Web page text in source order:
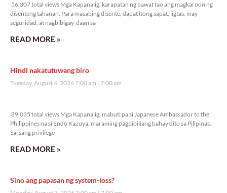
56,307 total views Mga Kapanalig, karapatan ng bawat tao ang magkaroon ng
disenteng tahanan. Para masabing disente, dapat itong sapat, ligtas, may
seguridad, at nagbibigay-daan sa
READ MORE »
Hindi nakatutuwang biro
Tuesday, August 4, 2026 7:00 am 7:00 am
89,035 total views Mga Kapanalig, mabuti pa si Japanese Ambassador to the
Philippines na si Endo Kazuya, maraming pagpipiliang bahay dito sa Pilipinas.
Sa isang privilege
READ MORE »
Sino ang papasan ng system-loss?